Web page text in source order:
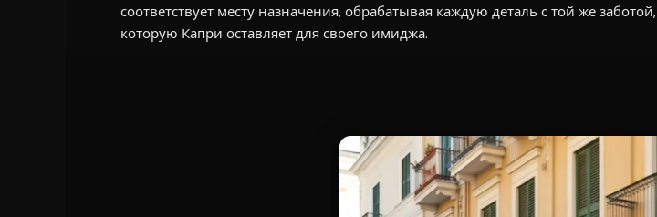
соответствует месту назначения, обрабатывая каждую деталь с той же заботой,
которую Капри оставляет для своего имиджа.